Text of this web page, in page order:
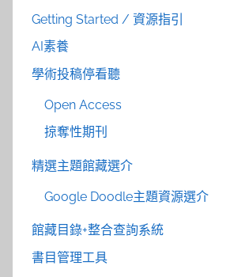
Getting Started / 資源指引
AI素養
學術投稿停看聽
Open Access
掠奪性期刊
精選主題館藏選介
Google Doodle主題資源選介
館藏目錄+整合查詢系統
書目管理工具